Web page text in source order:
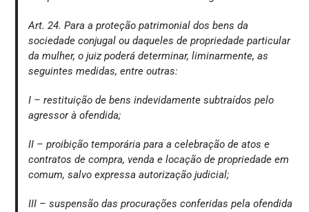
Art. 24. Para a proteção patrimonial dos bens da
sociedade conjugal ou daqueles de propriedade particular
da mulher, o juiz poderá determinar, liminarmente, as
seguintes medidas, entre outras:
I – restituição de bens indevidamente subtraídos pelo
agressor à ofendida;
II – proibição temporária para a celebração de atos e
contratos de compra, venda e locação de propriedade em
comum, salvo expressa autorização judicial;
III – suspensão das procurações conferidas pela ofendida